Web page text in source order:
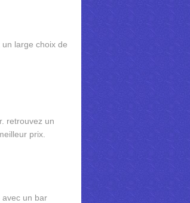
large choix de
retrouvez un
prix.
avec un bar